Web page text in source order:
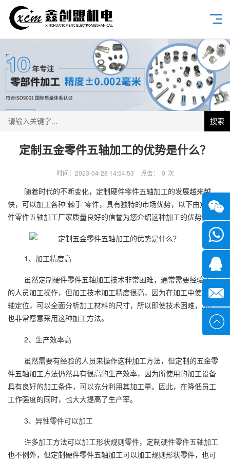
搜索
定制五金零件五轴加工‍的优势是什么？
时间：2023-04-28 14:54:53 点击： 0 次
随着时代的不断变化，定制硬件零件五轴加工的发展越来越
快，可以加工各种“棘手”零件，具有独特的市场优势，以下由定制硬
件零件五轴加工厂家质量良好的信誉为您介绍这种加工的优势。
1、加工精度高
虽然定制硬件零件五轴加工技术非常困难，通常需要经验丰富
的人员加工操作，但加工技术加工精度很高，因为在加工中使用五
轴定位，可以全面分析加工材料的尺寸，所以即使技术困难，用户
也非常愿意采用这种加工方法。
2、生产效率高
虽然需要有经验的人员来操作这种加工方法，但定制的五金零
件五轴加工方法仍然具有很高的生产效率，因为所使用的加工设备
具有良好的加工条件，可以充分利用其加工量。因此，在降低员工
工作强度的同时，也大大提高了生产率。
3、异性零件可以加工
许多加工方法可以加工形状规则零件，定制硬件零件五轴加工
也不例外，但定制硬件零件五轴加工可以加工规则形状零件，也可
微信